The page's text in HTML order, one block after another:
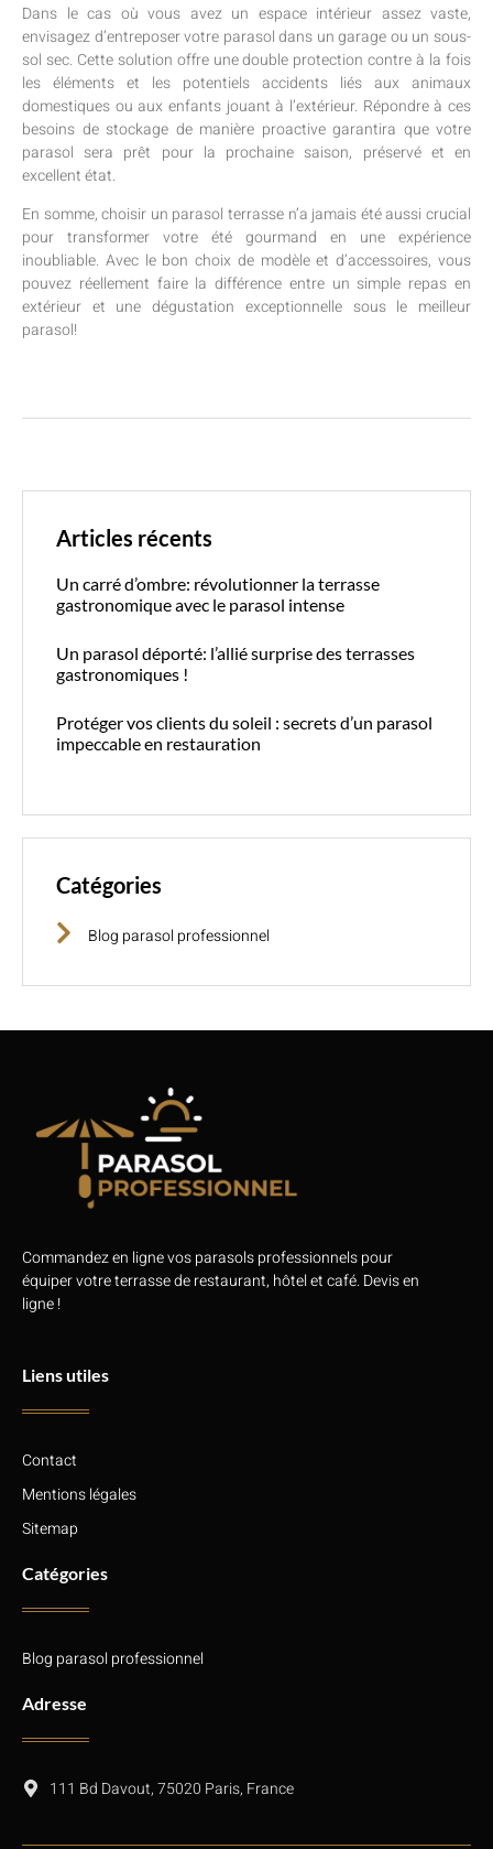
Dans le cas où vous avez un espace intérieur assez vaste,
envisagez d’entreposer votre parasol dans un garage ou un sous-
sol sec. Cette solution offre une double protection contre à la fois
les éléments et les potentiels accidents liés aux animaux
domestiques ou aux enfants jouant à l’extérieur. Répondre à ces
besoins de stockage de manière proactive garantira que votre
parasol sera prêt pour la prochaine saison, préservé et en
excellent état.
En somme, choisir un parasol terrasse n’a jamais été aussi crucial
pour transformer votre été gourmand en une expérience
inoubliable. Avec le bon choix de modèle et d’accessoires, vous
pouvez réellement faire la différence entre un simple repas en
extérieur et une dégustation exceptionnelle sous le meilleur
parasol!
Articles récents
Un carré d’ombre: révolutionner la terrasse
gastronomique avec le parasol intense
Un parasol déporté: l’allié surprise des terrasses
gastronomiques !
Protéger vos clients du soleil : secrets d’un parasol
impeccable en restauration
Catégories
Blog parasol professionnel
Commandez en ligne vos parasols professionnels pour
équiper votre terrasse de restaurant, hôtel et café. Devis en
ligne !
Liens utiles
Contact
Mentions légales
Sitemap
Catégories
Blog parasol professionnel
Adresse
111 Bd Davout, 75020 Paris, France